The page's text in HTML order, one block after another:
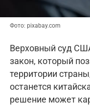
Фото: pixabay.com
Верховный суд
закон, который
территории
останется
решение может